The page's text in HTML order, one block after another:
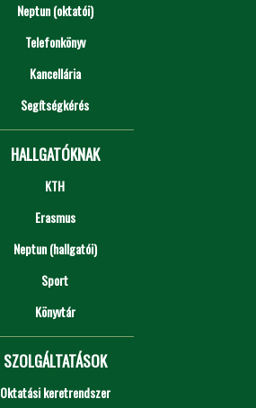
Neptun (oktatói)
Telefonkönyv
Kancellária
Segítségkérés
HALLGATÓKNAK
KTH
Erasmus
Neptun (hallgatói)
Sport
Könyvtár
SZOLGÁLTATÁSOK
Oktatási keretrendszer